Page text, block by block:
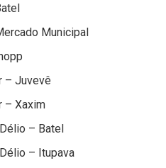
Municipal
– Juvevê
– Xaxim
– Batel
– Itupava